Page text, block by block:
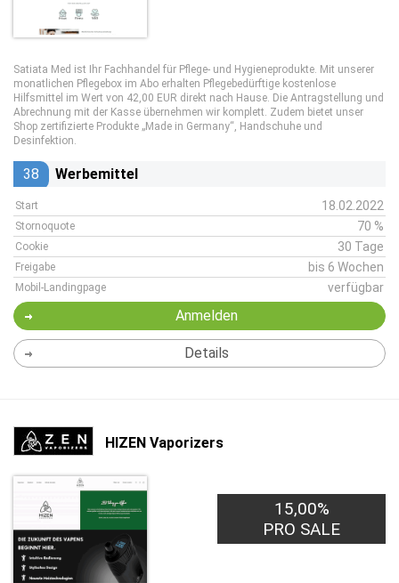
Satiata Med ist Ihr Fachhandel für Pflege- und Hygieneprodukte. Mit unserer
monatlichen Pflegebox im Abo erhalten Pflegebedürftige kostenlose
Hilfsmittel im Wert von 42,00 EUR direkt nach Hause. Die Antragstellung und
Abrechnung mit der Kasse übernehmen wir komplett. Zudem bietet unser
Shop zertifizierte Produkte „Made in Germany“, Handschuhe und
Desinfektion.
38 Werbemittel
Start 18.02.2022
Stornoquote 70 %
Cookie 30 Tage
Freigabe bis 6 Wochen
Mobil-Landingpage verfügbar
Anmelden
Details
HIZEN Vaporizers
15,00%
PRO SALE